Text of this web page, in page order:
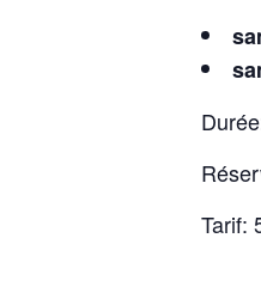
Tarif: